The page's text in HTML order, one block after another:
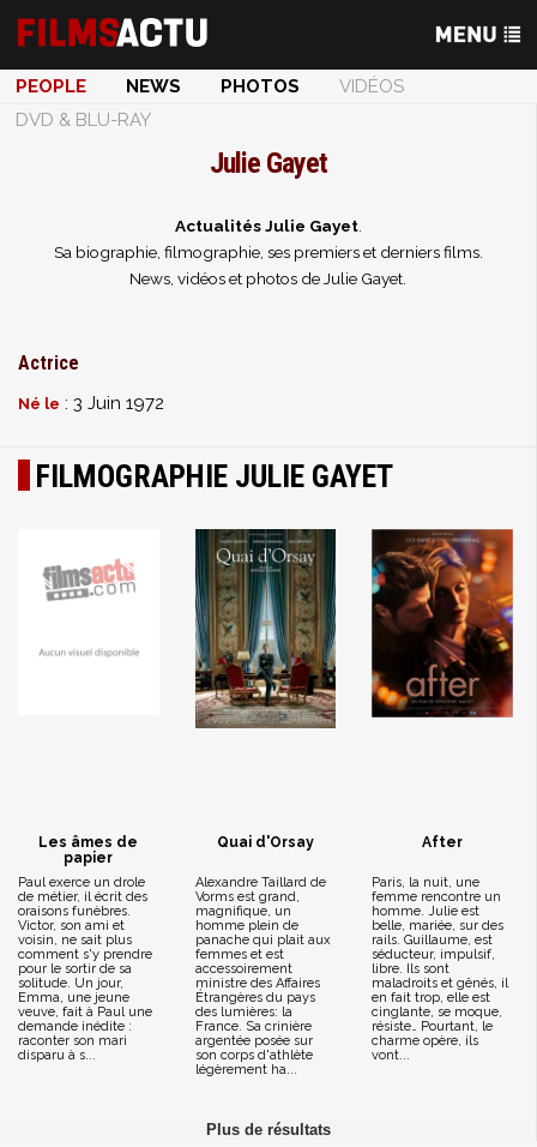
PEOPLE NEWS PHOTOS
VIDÉOS
DVD & BLU-RAY
Julie Gayet
Actualités Julie Gayet.
Sa biographie, filmographie, ses premiers et derniers films.
News, vidéos et photos de Julie Gayet.
Actrice
Né le : 3 Juin 1972
FILMOGRAPHIE JULIE GAYET
Les âmes de
papier
Paul exerce un drole
de métier, il écrit des
oraisons funèbres.
Victor, son ami et
voisin, ne sait plus
comment s'y prendre
pour le sortir de sa
solitude. Un jour,
Emma, une jeune
veuve, fait à Paul une
demande inédite :
raconter son mari
disparu à s...
Quai d'Orsay
Alexandre Taillard de
Vorms est grand,
magnifique, un
homme plein de
panache qui plait aux
femmes et est
accessoirement
ministre des Affaires
Étrangères du pays
des lumières: la
France. Sa crinière
argentée posée sur
son corps d'athlète
légèrement ha...
After
Paris, la nuit, une
femme rencontre un
homme. Julie est
belle, mariée, sur des
rails. Guillaume, est
séducteur, impulsif,
libre. Ils sont
maladroits et gênés, il
en fait trop, elle est
cinglante, se moque,
résiste… Pourtant, le
charme opère, ils
vont...